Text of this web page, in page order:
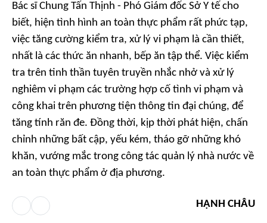
Bác sĩ Chung Tấn Thịnh - Phó Giám đốc Sở Y tế cho
biết, hiện tình hình an toàn thực phẩm rất phức tạp,
việc tăng cường kiểm tra, xử lý vi phạm là cần thiết,
nhất là các thức ăn nhanh, bếp ăn tập thể. Việc kiểm
tra trên tinh thần tuyên truyền nhắc nhở và xử lý
nghiêm vi phạm các trường hợp cố tình vi phạm và
công khai trên phương tiện thông tin đại chúng, để
tăng tính răn đe. Đồng thời, kịp thời phát hiện, chấn
chỉnh những bất cập, yếu kém, tháo gỡ những khó
khăn, vướng mắc trong công tác quản lý nhà nước về
an toàn thực phẩm ở địa phương.
HẠNH CHÂU